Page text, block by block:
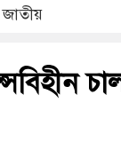
জাতীয়